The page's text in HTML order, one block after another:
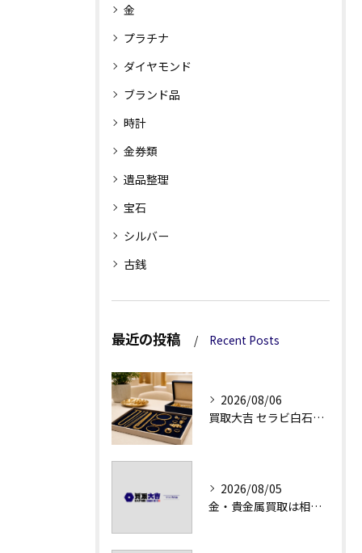
金
プラチナ
ダイヤモンド
ブランド品
時計
金券類
遺品整理
宝石
シルバー
古銭
最近の投稿 Recent Posts
2026/08/06
買取大吉 セラビ白石店の金・貴金属買取で迷わない強み
2026/08/05
金・貴金属買取は相場急落日こそ査定のポイントを押さえる